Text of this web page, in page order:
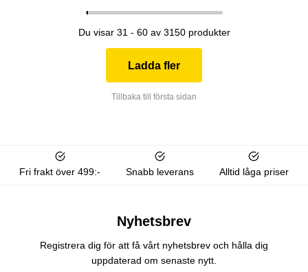
Du visar 31 - 60 av 3150 produkter
Ladda fler
Tillbaka till första sidan
Fri frakt över 499:- Snabb leverans Alltid låga priser
Nyhetsbrev
Registrera dig för att få vårt nyhetsbrev och hålla dig
uppdaterad om senaste nytt.